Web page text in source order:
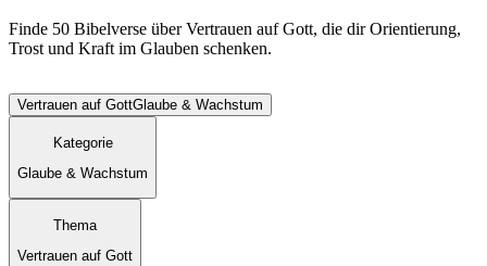
Finde 50 Bibelverse über Vertrauen auf Gott, die dir Orientierung,
Trost und Kraft im Glauben schenken.
Vertrauen auf GottGlaube & Wachstum
Kategorie
Glaube & Wachstum
Thema
Vertrauen auf Gott